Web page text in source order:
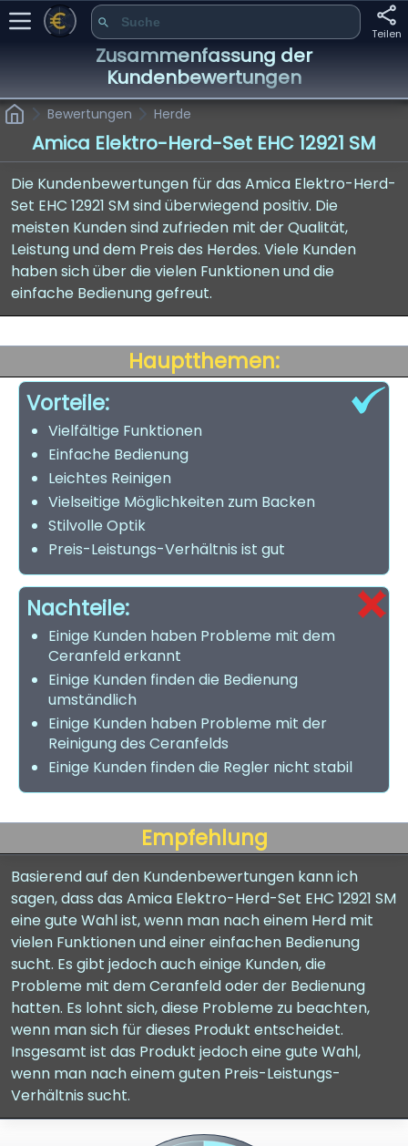
Teilen
Zusammenfassung der
Kundenbewertungen
Bewertungen Herde
Amica Elektro-Herd-Set EHC 12921 SM
Die Kundenbewertungen für das Amica Elektro-Herd-
Set EHC 12921 SM sind überwiegend positiv. Die
meisten Kunden sind zufrieden mit der Qualität,
Leistung und dem Preis des Herdes. Viele Kunden
haben sich über die vielen Funktionen und die
einfache Bedienung gefreut.
Hauptthemen:
Vorteile:
Vielfältige Funktionen
Einfache Bedienung
Leichtes Reinigen
Vielseitige Möglichkeiten zum Backen
Stilvolle Optik
Preis-Leistungs-Verhältnis ist gut
Nachteile:
Einige Kunden haben Probleme mit dem
Ceranfeld erkannt
Einige Kunden finden die Bedienung
umständlich
Einige Kunden haben Probleme mit der
Reinigung des Ceranfelds
Einige Kunden finden die Regler nicht stabil
Empfehlung
Basierend auf den Kundenbewertungen kann ich
sagen, dass das Amica Elektro-Herd-Set EHC 12921 SM
eine gute Wahl ist, wenn man nach einem Herd mit
vielen Funktionen und einer einfachen Bedienung
sucht. Es gibt jedoch auch einige Kunden, die
Probleme mit dem Ceranfeld oder der Bedienung
hatten. Es lohnt sich, diese Probleme zu beachten,
wenn man sich für dieses Produkt entscheidet.
Insgesamt ist das Produkt jedoch eine gute Wahl,
wenn man nach einem guten Preis-Leistungs-
Verhältnis sucht.